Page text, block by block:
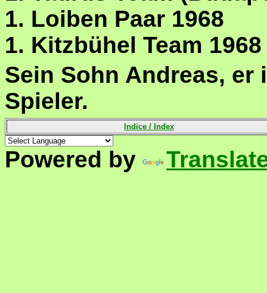
1. Loiben Paar 1968
1. Kitzbühel Team 1968
Sein Sohn Andreas, er
Spieler.
Indice / Index
Powered by